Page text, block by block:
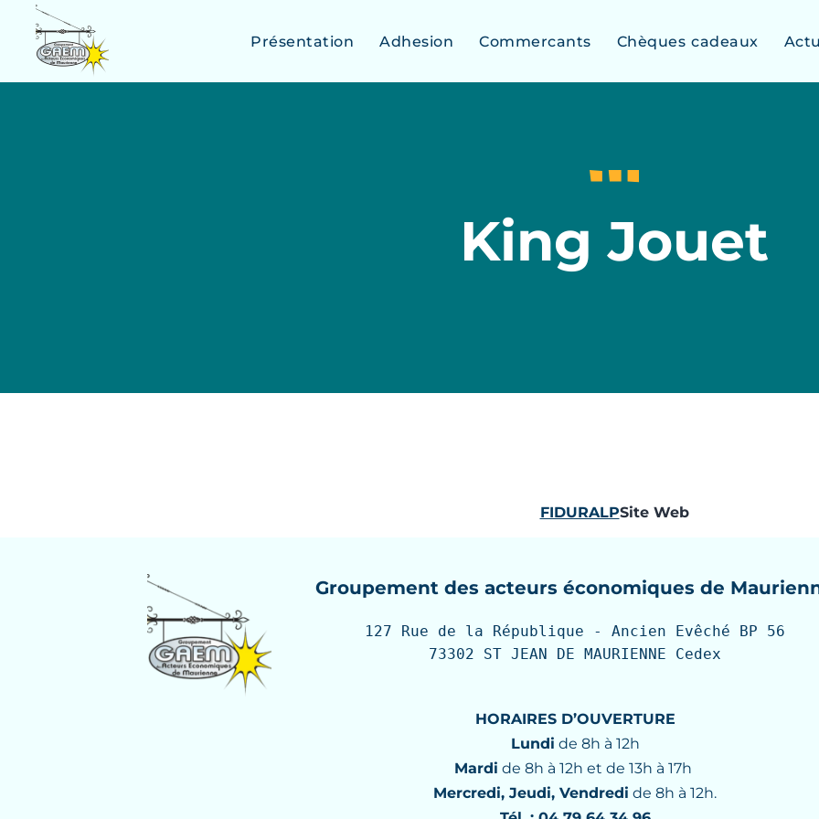
Présentation Adhesion Commercants Chèques cadeaux
King Jouet
FIDURALPSite Web
Groupement des acteurs économiques de
127 Rue de la République - Ancien Evêché BP 56
73302 ST JEAN DE MAURIENNE Cedex
HORAIRES D’OUVERTURE
Lundi de 8h à 12h
Mardi de 8h à 12h et de 13h à 17h
Mercredi, Jeudi, Vendredi de 8h à 12h.